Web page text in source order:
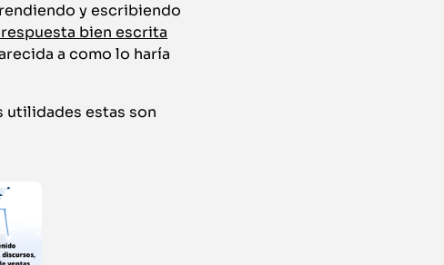
y escribiendo
bien escrita
a como lo haría
utilidades estas son